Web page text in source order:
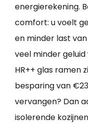
energierekening.
comfort: u voelt
en minder last
veel minder
HR++ glas ramen
besparing van
vervangen? Dan
isolerende